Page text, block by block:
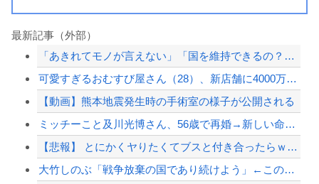
最新記事（外部）
「あきれてモノが言えない」「国を維持できるの？」外国人の永住許可要件の厳格化で在...
可愛すぎるおむすび屋さん（28）、新店舗に4000万円クラファンした成功した結果...
【動画】熊本地震発生時の手術室の様子が公開される
ミッチーこと及川光博さん、56歳で再婚→新しい命まで授かるｗｗｗｗｗ
【悲報】 とにかくヤりたくてブスと付き合ったらｗｗｗｗｗｗｗｗｗｗｗｗｗｗｗ
大竹しのぶ「戦争放棄の国であり続けよう」←この投稿が話題に